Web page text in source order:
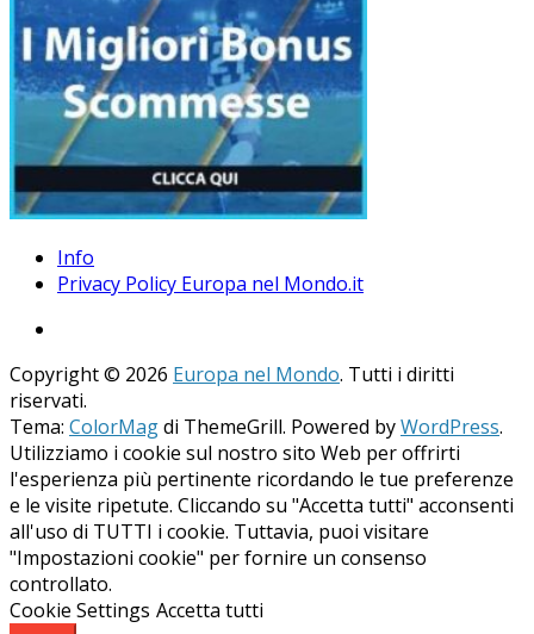
Info
Privacy Policy Europa nel Mondo.it
Copyright © 2026 Europa nel Mondo. Tutti i diritti
riservati.
Tema: ColorMagdi ThemeGrill. Powered byWordPress.
Utilizziamo i cookie sul nostro sito Web per offrirti
l'esperienza più pertinente ricordando le tue preferenze
e le visite ripetute. Cliccando su "Accetta tutti" acconsenti
all'uso di TUTTI i cookie. Tuttavia, puoi visitare
"Impostazioni cookie" per fornire un consenso
controllato.
Cookie Settings Accetta tutti